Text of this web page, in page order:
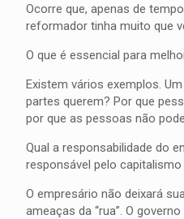
Ocorre que, apenas de
reformador tinha muito que
O que é essencial para
Existem vários exemplos.
partes querem? Por que
por que as pessoas não
Qual a responsabilidade do
responsável pelo capitalismo
O empresário não deixará
ameaças da “rua”. O